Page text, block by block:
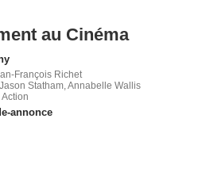
au Cinéma
François Richet
Statham, Annabelle Wallis
Action
annonce